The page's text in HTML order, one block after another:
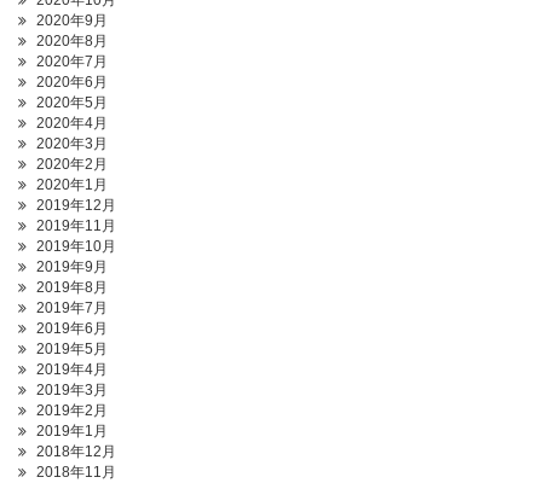
2020年9月
2020年8月
2020年7月
2020年6月
2020年5月
2020年4月
2020年3月
2020年2月
2020年1月
2019年12月
2019年11月
2019年10月
2019年9月
2019年8月
2019年7月
2019年6月
2019年5月
2019年4月
2019年3月
2019年2月
2019年1月
2018年12月
2018年11月